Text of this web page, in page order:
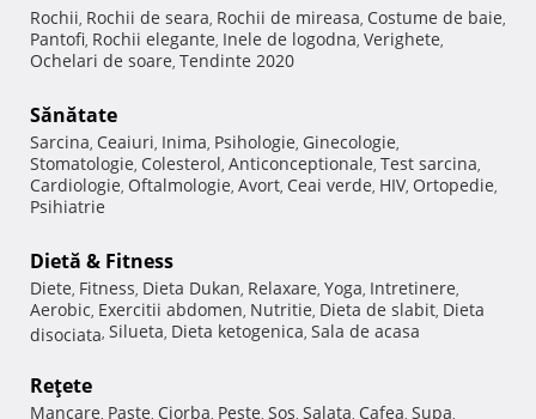
Rochii, Rochii de seara, Rochii de mireasa, Costume de baie,
Pantofi, Rochii elegante, Inele de logodna, Verighete,
Ochelari de soare, Tendinte 2020
Sănătate
Sarcina, Ceaiuri, Inima, Psihologie, Ginecologie,
Stomatologie, Colesterol, Anticonceptionale, Test sarcina,
Cardiologie, Oftalmologie, Avort, Ceai verde, HIV, Ortopedie,
Psihiatrie
Dietă & Fitness
Diete, Fitness, Dieta Dukan, Relaxare, Yoga, Intretinere,
Aerobic, Exercitii abdomen, Nutritie, Dieta de slabit, Dieta
disociata, Silueta, Dieta ketogenica, Sala de acasa
Reţete
Mancare, Paste, Ciorba, Peste, Sos, Salata, Cafea, Supa,